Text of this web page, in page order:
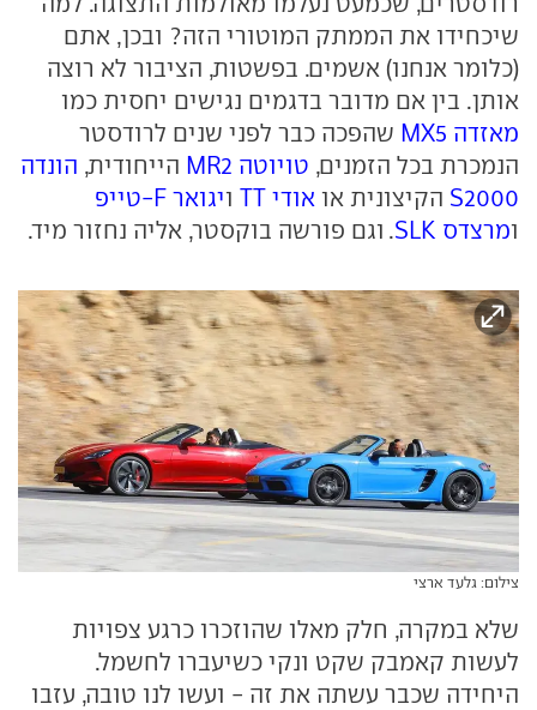
שיכחידו את הממתק המוטורי הזה? ובכן, אתם
(כלומר אנחנו) אשמים. בפשטות, הציבור לא רוצה
אותן. בין אם מדובר בדגמים נגישים יחסית כמו
מאזדה MX5
שהפכה כבר לפני שנים לרודסטר
הנמכרת בכל הזמנים, טויוטה MR2 הייחודית, הונדה
S2000 הקיצונית או אודי TT ויגואר F-טייפ
ומרצדס SLK . וגם פורשה בוקסטר, אליה נחזור מיד.
צילום: גלעד ארצי
שלא במקרה, חלק מאלו שהוזכרו כרגע צפויות
לעשות קאמבק שקט ונקי כשיעברו לחשמל.
היחידה שכבר עשתה את זה - ועשו לנו טובה, עזבו